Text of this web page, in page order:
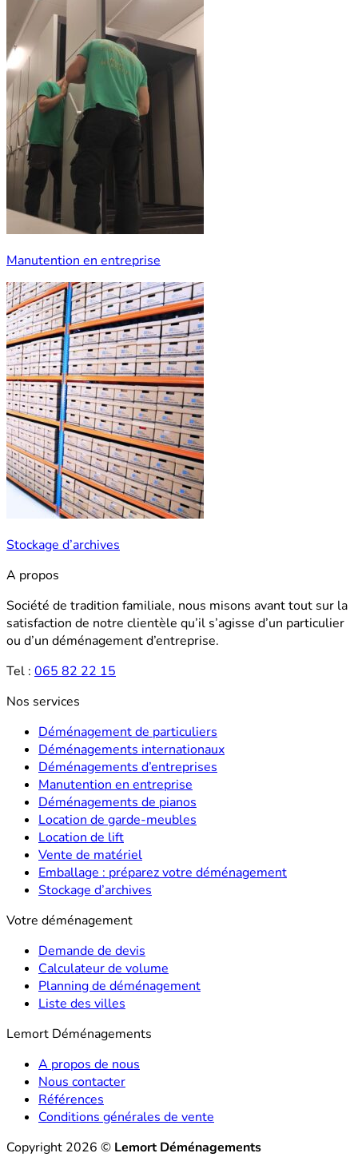
Manutention en entreprise
Stockage d’archives
A propos
Société de tradition familiale, nous misons avant tout sur la
satisfaction de notre clientèle qu’il s’agisse d’un particulier
ou d’un déménagement d’entreprise.
Tel : 065 82 22 15
Nos services
Déménagement de particuliers
Déménagements internationaux
Déménagements d’entreprises
Manutention en entreprise
Déménagements de pianos
Location de garde-meubles
Location de lift
Vente de matériel
Emballage : préparez votre déménagement
Stockage d’archives
Votre déménagement
Demande de devis
Calculateur de volume
Planning de déménagement
Liste des villes
Lemort Déménagements
A propos de nous
Nous contacter
Références
Conditions générales de vente
Copyright 2026 © Lemort Déménagements